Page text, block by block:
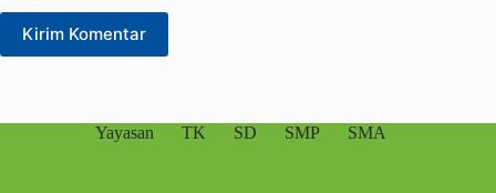
Kirim Komentar
Yayasan TK SD SMP SMA